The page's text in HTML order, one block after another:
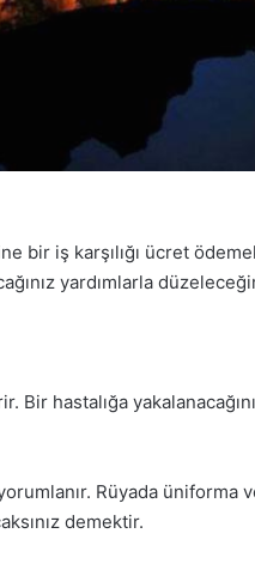
bir iş karşılığı ücret
yardımlarla
Bir hastalığa
Rüyada üniforma
demektir.